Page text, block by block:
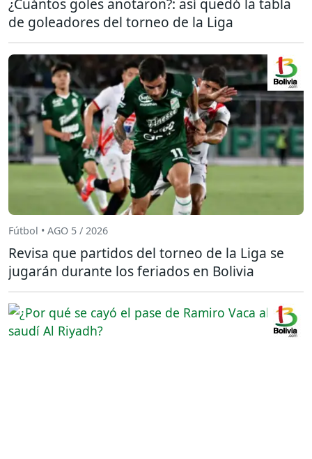
¿Cuántos goles anotaron?: así quedó la tabla
de goleadores del torneo de la Liga
Fútbol • AGO 5 / 2026
Revisa que partidos del torneo de la Liga se
jugarán durante los feriados en Bolivia